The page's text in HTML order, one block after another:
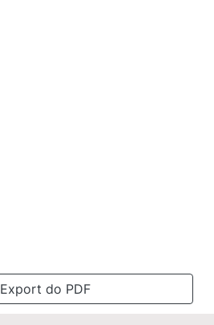
Export do PDF